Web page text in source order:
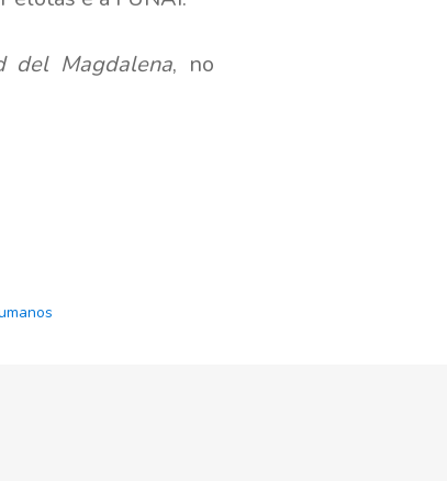
del Magdalena, no